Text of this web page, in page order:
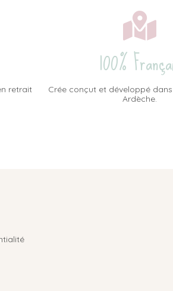
retrait
100%
Crée conçut et développé
Ardèche.